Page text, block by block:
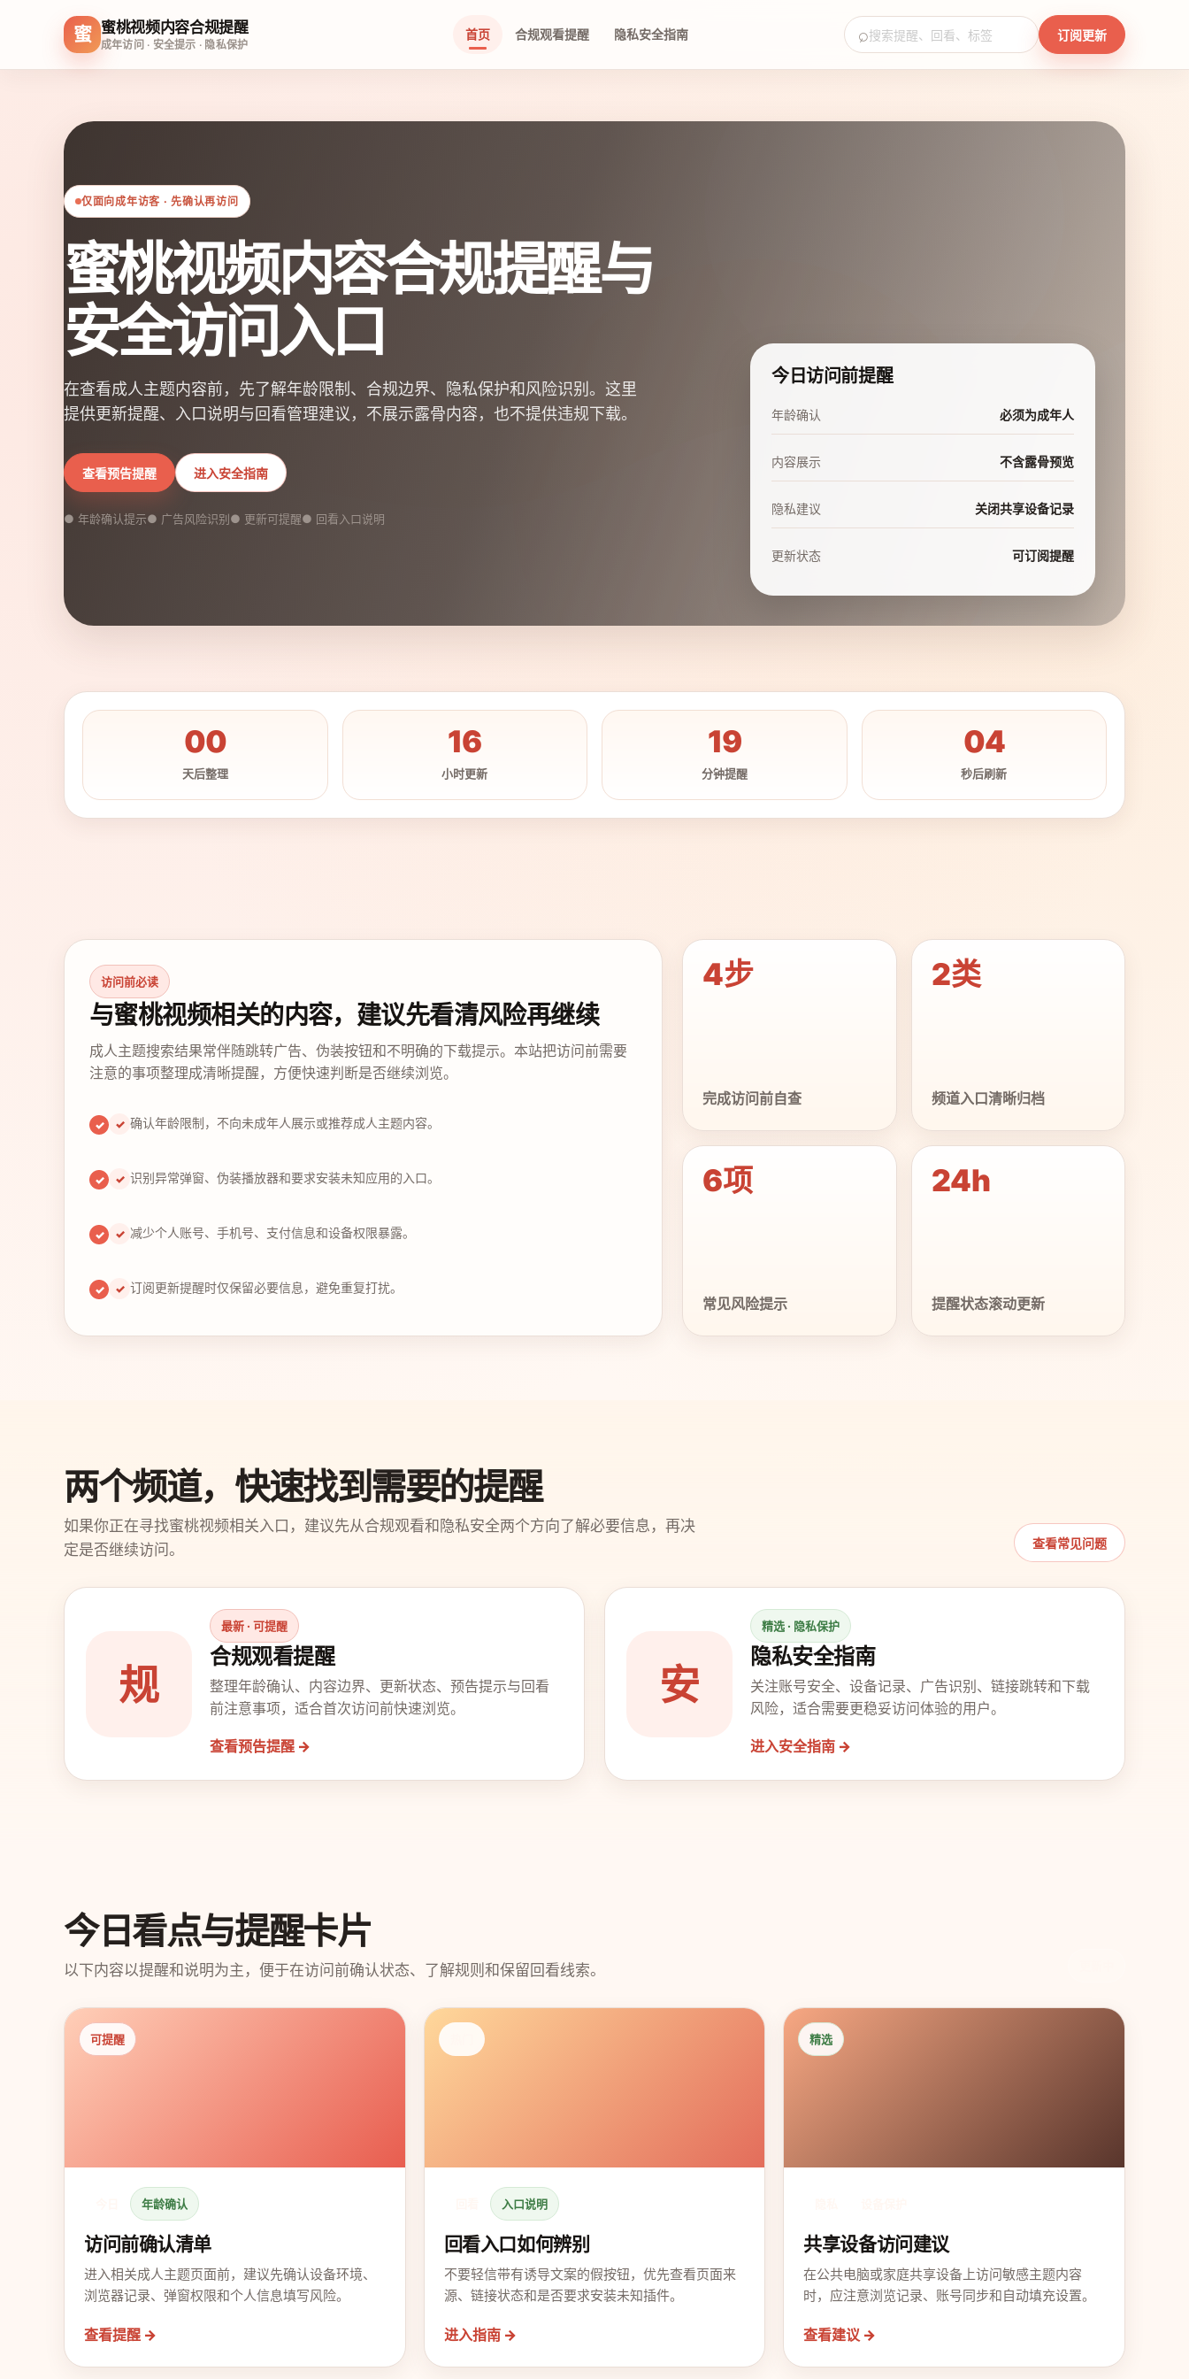
蜜 蜜桃视频内容合规提醒
成年访问 · 安全提示 · 隐私保护
首页 合规观看提醒 隐私安全指南 ⌕ 订阅更新
仅面向成年访客 · 先确认再访问
蜜桃视频内容合规提醒与
安全访问入口
在查看成人主题内容前，先了解年龄限制、合规边界、隐私保护和风险识别。这里
提供更新提醒、入口说明与回看管理建议，不展示露骨内容，也不提供违规下载。
查看预告提醒 进入安全指南
● 年龄确认提示● 广告风险识别● 更新可提醒● 回看入口说明
今日访问前提醒
年龄确认 必须为成年人
内容展示 不含露骨预览
隐私建议 关闭共享设备记录
更新状态 可订阅提醒
00
天后整理
16
小时更新
19
分钟提醒
02
秒后刷新
访问前必读
与蜜桃视频相关的内容，建议先看清风险再继续
成人主题搜索结果常伴随跳转广告、伪装按钮和不明确的下载提示。本站把访问前需要
注意的事项整理成清晰提醒，方便快速判断是否继续浏览。
✓ 确认年龄限制，不向未成年人展示或推荐成人主题内容。
✓ 识别异常弹窗、伪装播放器和要求安装未知应用的入口。
✓ 减少个人账号、手机号、支付信息和设备权限暴露。
✓ 订阅更新提醒时仅保留必要信息，避免重复打扰。
4步
完成访问前自查
2类
频道入口清晰归档
6项
常见风险提示
24h
提醒状态滚动更新
两个频道，快速找到需要的提醒
如果你正在寻找蜜桃视频相关入口，建议先从合规观看和隐私安全两个方向了解必要信息，再决
定是否继续访问。
查看常见问题
规
最新 · 可提醒
合规观看提醒
整理年龄确认、内容边界、更新状态、预告提示与回看
前注意事项，适合首次访问前快速浏览。
查看预告提醒 →
安
精选 · 隐私保护
隐私安全指南
关注账号安全、设备记录、广告识别、链接跳转和下载
风险，适合需要更稳妥访问体验的用户。
进入安全指南 →
今日看点与提醒卡片
以下内容以提醒和说明为主，便于在访问前确认状态、了解规则和保留回看线索。
可提醒
年龄确认
访问前确认清单
进入相关成人主题页面前，建议先确认设备环境、
浏览器记录、弹窗权限和个人信息填写风险。
查看提醒 →
入口说明
回看入口如何辨别
不要轻信带有诱导文案的假按钮，优先查看页面来
源、链接状态和是否要求安装未知插件。
进入指南 →
精选
共享设备访问建议
在公共电脑或家庭共享设备上访问敏感主题内容
时，应注意浏览记录、账号同步和自动填充设置。
查看建议 →